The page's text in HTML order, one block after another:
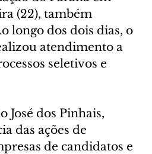
(22), também
longo dos dois dias, o
atendimento a
seletivos e
José dos Pinhais,
das ações de
de candidatos e